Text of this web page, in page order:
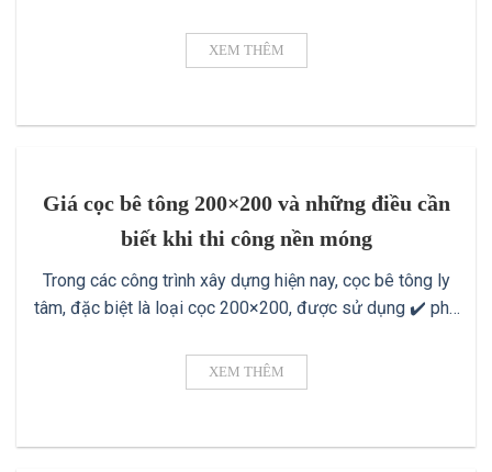
300×300 là một trong những giải pháp được ưu tiên hàng
đầu vì khả năng chịu lực tốt, độ [...]
XEM THÊM
Giá cọc bê tông 200×200 và những điều cần
biết khi thi công nền móng
Trong các công trình xây dựng hiện nay, cọc bê tông ly
tâm, đặc biệt là loại cọc 200×200, được sử dụng ✔️ phổ
thuận tiện. Tuy nhiên, giá cọc bê tông 200×200 ✔️ luôn là
mối quan tâm hàng đầu của [...]
XEM THÊM